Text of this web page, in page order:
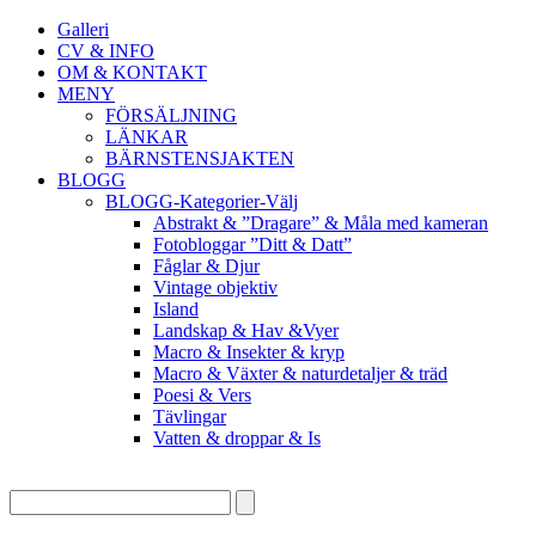
Galleri
CV & INFO
OM & KONTAKT
MENY
FÖRSÄLJNING
LÄNKAR
BÄRNSTENSJAKTEN
BLOGG
BLOGG-Kategorier-Välj
Abstrakt & ”Dragare” & Måla med kameran
Fotobloggar ”Ditt & Datt”
Fåglar & Djur
Vintage objektiv
Island
Landskap & Hav &Vyer
Macro & Insekter & kryp
Macro & Växter & naturdetaljer & träd
Poesi & Vers
Tävlingar
Vatten & droppar & Is